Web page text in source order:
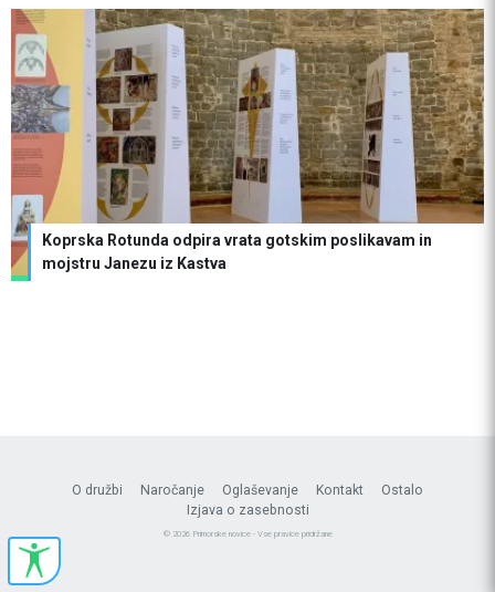
Koprska Rotunda odpira vrata gotskim poslikavam in
mojstru Janezu iz Kastva
O družbi Naročanje Oglaševanje Kontakt
Ostalo
Izjava o zasebnosti
© 2026 Primorske novice - Vse pravice pridržane